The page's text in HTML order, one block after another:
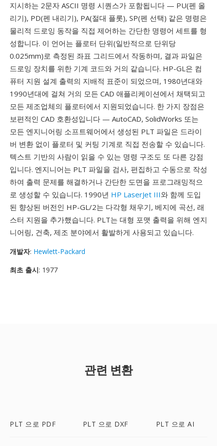
지시하는 2문자 ASCII 명령 시퀀스가 포함됩니다 — PU(펜 올
리기), PD(펜 내리기), PA(절대 플롯), SP(펜 선택) 같은 명령은
물리적 드로잉 동작을 직접 제어하는 간단한 명령어 세트를 형
성합니다. 이 언어는 플로터 단위(일반적으로 단위당
0.025mm)로 측정된 좌표 그리드에서 작동하며, 결과 파일은
드로잉 장치를 위한 기계 코드와 거의 같습니다. HP-GL은 컴
퓨터 지원 설계 출력의 지배적 표준이 되었으며, 1980년대와
1990년대에 걸쳐 거의 모든 CAD 애플리케이션에서 채택되고
모든 제조업체의 플로터에서 지원되었습니다. 한 가지 장점은
보편적인 CAD 호환성입니다 — AutoCAD, SolidWorks 또는
모든 엔지니어링 소프트웨어에서 생성된 PLT 파일은 드라이
버 변환 없이 플로터 및 커팅 기계로 직접 전송할 수 있습니다.
텍스트 기반의 사람이 읽을 수 있는 명령 구조도 또 다른 강점
입니다. 엔지니어는 PLT 파일을 검사, 편집하고 수동으로 작성
하여 출력 문제를 해결하거나 간단한 도면을 프로그래밍적으
로 생성할 수 있습니다. 1990년 HP LaserJet III와 함께 도입
된 향상된 버전인 HP-GL/2는 다각형 채우기, 베지에 곡선, 래
스터 지원을 추가했습니다. PLT는 대형 포맷 출력을 위해 엔지
니어링, 건축, 제조 분야에서 활발하게 사용되고 있습니다.
개발자: Hewlett-Packard
최초 출시: 1977
관련 변환
PLT 으로 PDF PLT 으로 DXF PLT 으로 AI